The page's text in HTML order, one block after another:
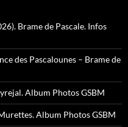
Brame de Pascale. Infos
des Pascalounes – Brame de
Album Photos GSBM
Album Photos GSBM